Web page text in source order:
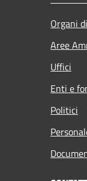
Organi
Aree
Uffici
Enti e
Politici